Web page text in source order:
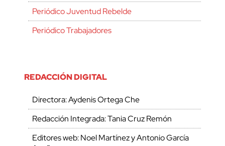
Periódico Juventud Rebelde
Periódico Trabajadores
REDACCIÓN DIGITAL
Directora: Aydenis Ortega Che
Redacción Integrada: Tania Cruz Remón
Editores web: Noel Martínez y Antonio García